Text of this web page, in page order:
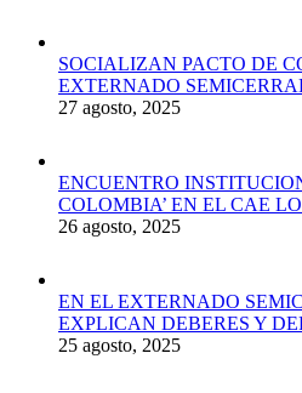
SOCIALIZAN PACTO DE
EXTERNADO
27 agosto, 2025
ENCUENTRO
COLOMBIA’ EN EL CAE
26 agosto, 2025
EN EL EXTERNADO
EXPLICAN DEBERES Y
25 agosto, 2025